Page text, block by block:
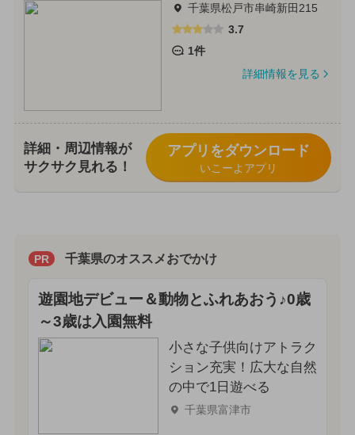
千葉県松戸市串崎新田215
3.7
1件
詳細情報を見る
詳細・周辺情報が
サクサク見れる！
アプリをダウンロード
いこーよアプリ
PR 千葉県のオススメおでかけ
遊園地デビュー＆動物とふれあおう♪0歳
～3歳は入園無料
小さな子供向けアトラク
ション充実！広大な自然
の中で1日遊べる
千葉県富津市